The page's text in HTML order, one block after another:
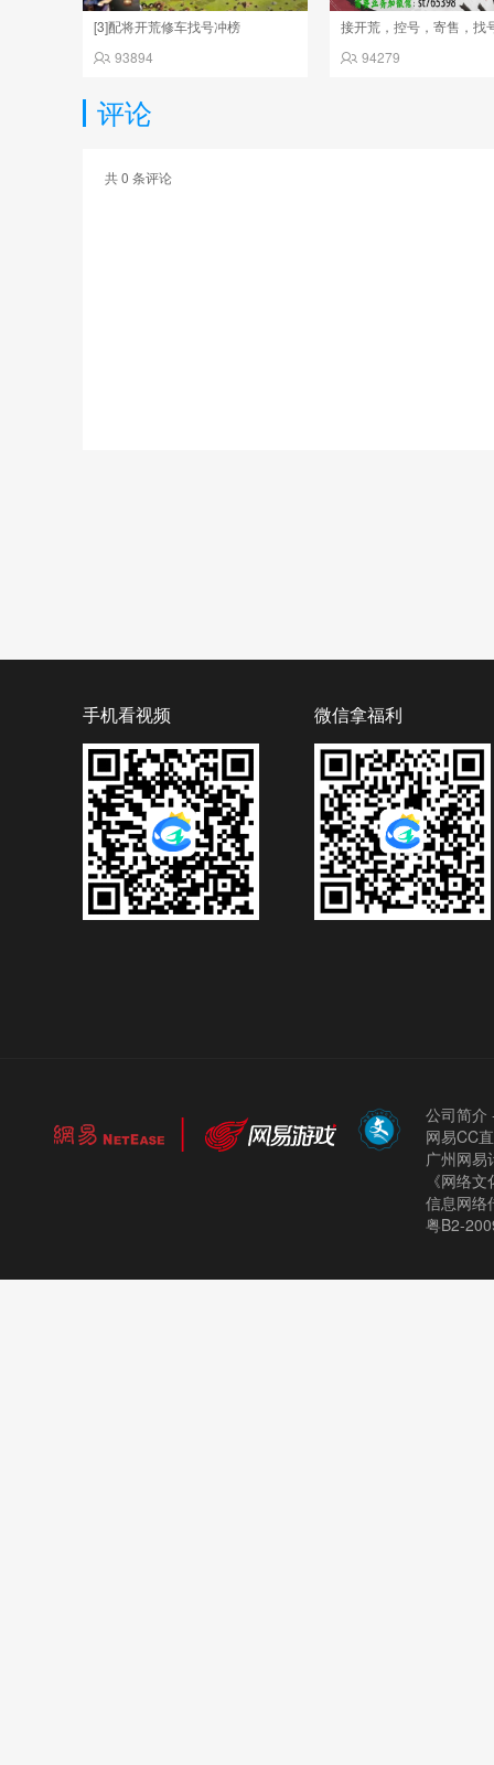
[3]配将开荒修车找号冲榜
93894
接开荒，控号，寄售，找
94279
评论
共0 条评论
手机看视频 微信拿福利
公司简介
网易CC
广州网
《网络
信息网络
粤B2-